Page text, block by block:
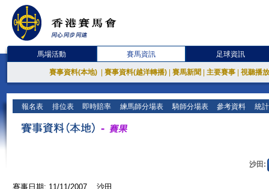
馬場活動 賽馬資訊 足球資訊
賽事資料(本地) 賽事資料(越洋轉播) 賽馬新聞 主要賽事 視聽播
報名表 排位表 即時賠率 練馬師分場表 騎師分場表 參考資料 統
沙田:
賽事日期: 11/11/2007 沙田